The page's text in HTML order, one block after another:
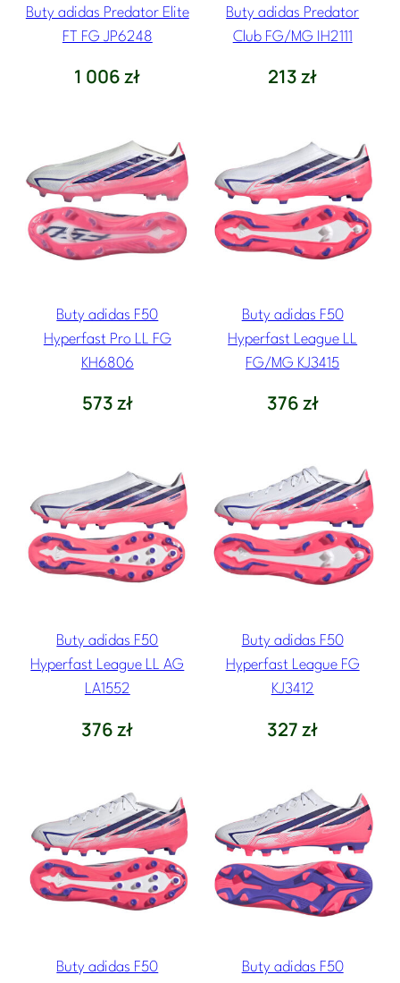
Buty adidas Predator Elite
FT FG JP6248
1 006zł
Buty adidas Predator
Club FG/MG IH2111
213zł
Buty adidas F50
Hyperfast Pro LL FG
KH6806
573zł
Buty adidas F50
Hyperfast League LL
FG/MG KJ3415
376zł
Buty adidas F50
Hyperfast League LL AG
LA1552
376 zł
Buty adidas F50
Hyperfast League FG
KJ3412
327 zł
Buty adidas F50
Buty adidas F50